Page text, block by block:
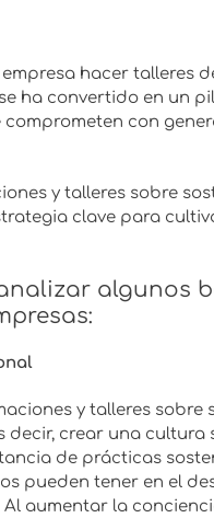
hacer talleres
ha convertido en un
con
y talleres sobre
clave para
algunos
y talleres sobre
crear una cultura
de prácticas
pueden tener en el
aumentar la